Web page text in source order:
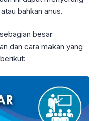
bahkan anus.
besar
dan cara makan yang